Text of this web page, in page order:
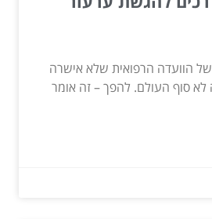
הוועדה הרפואית שלא אישרה
סוף העולם. להפך – זה אומר